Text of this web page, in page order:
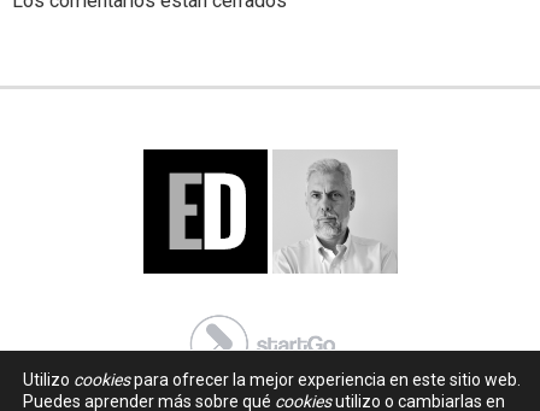
Utilizo cookiespara ofrecer la mejor experiencia en este sitio web.
Puedes aprender más sobre qué cookiesutilizo o cambiarlas en